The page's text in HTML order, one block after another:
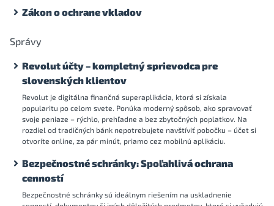
Zákon o ochrane vkladov
Správy
Revolut účty – kompletný sprievodca pre
slovenských klientov
Revolut je digitálna finančná superaplikácia, ktorá si získala
popularitu po celom svete. Ponúka moderný spôsob, ako spravovať
svoje peniaze – rýchlo, prehľadne a bez zbytočných poplatkov. Na
rozdiel od tradičných bánk nepotrebujete navštíviť pobočku – účet si
otvoríte online, za pár minút, priamo cez mobilnú aplikáciu.
Bezpečnostné schránky: Spoľahlivá ochrana
cenností
Bezpečnostné schránky sú ideálnym riešením na uskladnenie